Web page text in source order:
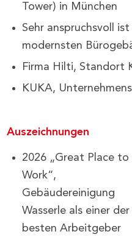
Tower) in München
Sehr anspruchsvoll
modernsten
Firma Hilti, Standort
KUKA,
Auszeichnungen
2026 „Great Place to
Work“,
Gebäudereinigung
Wasserle als einer der
besten Arbeitgeber